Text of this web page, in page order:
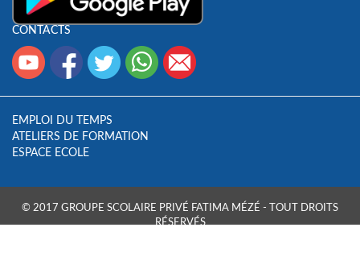
CONTACTS
EMPLOI DU TEMPS
ATELIERS DE FORMATION
ESPACE ECOLE
© 2017 GROUPE SCOLAIRE PRIVÉ FATIMA MÉZÉ - TOUT DROITS
RÉSERVÉS